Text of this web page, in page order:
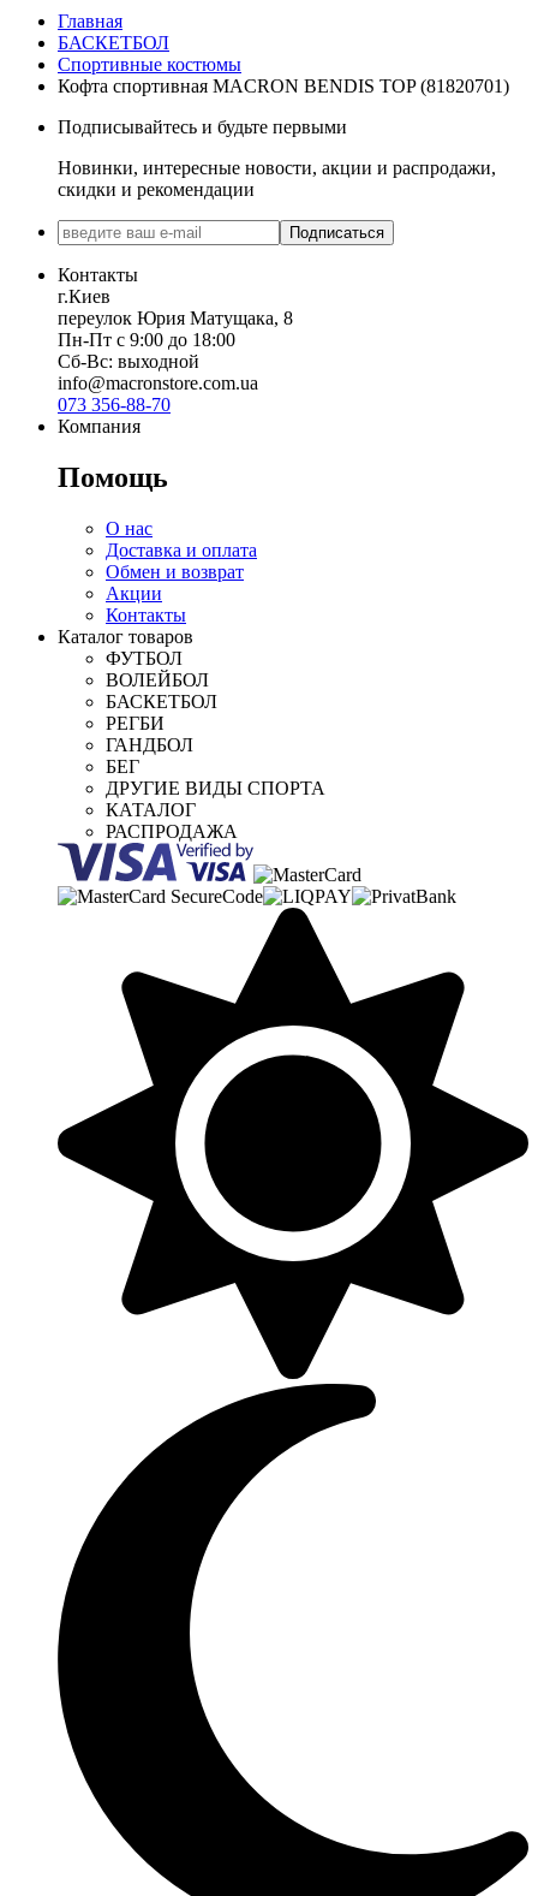
Главная
БАСКЕТБОЛ
Спортивные костюмы
Кофта спортивная MACRON BENDIS TOP (81820701)
Подписывайтесь и будьте первыми
Новинки, интересные новости, акции и распродажи,
скидки и рекомендации
Подписаться
Контакты
г.Киев
переулок Юрия Матущака, 8
Пн-Пт с 9:00 до 18:00
Сб-Вс: выходной
info@macronstore.com.ua
073 356-88-70
Компания
Помощь
О нас
Доставка и оплата
Обмен и возврат
Акции
Контакты
Каталог товаров
ФУТБОЛ
ВОЛЕЙБОЛ
БАСКЕТБОЛ
РЕГБИ
ГАНДБОЛ
БЕГ
ДРУГИЕ ВИДЫ СПОРТА
КАТАЛОГ
РАСПРОДАЖА